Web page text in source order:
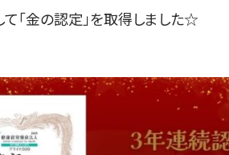
「金の認定」を取得しました☆